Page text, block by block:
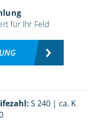
für Ihr Feld
S 240 | ca. K